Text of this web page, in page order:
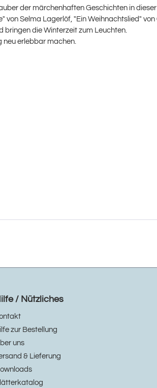
der märchenhaften Geschichten in
von Selma Lagerlöf, "Ein Weihnachtslied"
bringen die Winterzeit zum Leuchten.
neu erlebbar machen.
/ Nützliches
zur Bestellung
uns
& Lieferung